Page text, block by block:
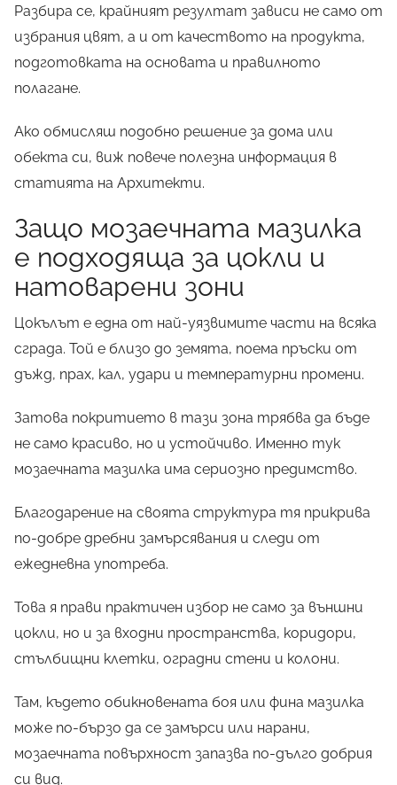
Разбира се, крайният резултат зависи не само от
избрания цвят, а и от качеството на продукта,
подготовката на основата и правилното
полагане.
Ако обмисляш подобно решение за дома или
обекта си, виж повече полезна информация в
статията на Архитекти.
Защо мозаечната мазилка
е подходяща за цокли и
натоварени зони
Цокълът е една от най-уязвимите части на всяка
сграда. Той е близо до земята, поема пръски от
дъжд, прах, кал, удари и температурни промени.
Затова покритието в тази зона трябва да бъде
не само красиво, но и устойчиво. Именно тук
мозаечната мазилка има сериозно предимство.
Благодарение на своята структура тя прикрива
по-добре дребни замърсявания и следи от
ежедневна употреба.
Това я прави практичен избор не само за външни
цокли, но и за входни пространства, коридори,
стълбищни клетки, оградни стени и колони.
Там, където обикновената боя или фина мазилка
може по-бързо да се замърси или нарани,
мозаечната повърхност запазва по-дълго добрия
си вид.